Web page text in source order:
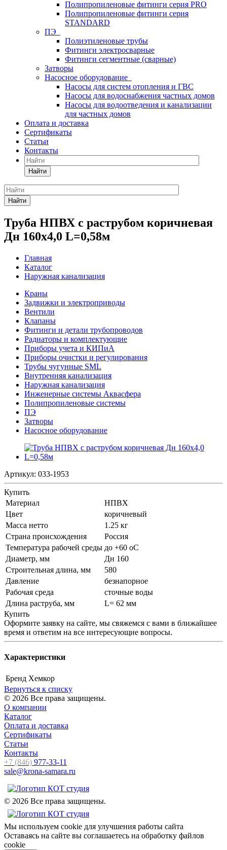
Полипропиленовые фитинги серия PRO
Полипропиленовые фитинги серия
STANDARD
ПЭ
Полиэтиленовые трубы
Фитинги электросварные
Фитинги сегментные (сварные)
Затворы
Насосное оборудование
Насосы для систем отопления и ГВС
Насосы для водоснабжения частных домов
Насосы для водоотведения и канализации
для частных домов
Оплата и доставка
Сертификаты
Статьи
Контакты
Найти
Найти
Труба НПВХ с раструбом коричневая
Дн 160х4,0 L=0,58м
Главная
Каталог
Наружная канализация
Краны
Задвижки и электроприводы
Вентили
Клапаны
Фитинги и детали трубопроводов
Радиаторы и комплектующие
Приборы учета и КИПиА
Приборы очистки и регулирования
Трубы чугунные SML
Внутренняя канализация
Наружная канализация
Инженерные системы Аквасфера
Полипропиленовые системы
ПЭ
Затворы
Насосное оборудование
Артикул: 033-1953
Купить
Материал
НПВХ
Цвет
коричневый
Масса нетто
1.25 кг
Страна происхождения
Россия
Температура рабочей среды до +60 oC
Диаметр, мм
Дн 160
Строительная длина, мм
580
Давление
безнапорное
Рабочая среда
сточные воды
Длина раструба, мм
L= 62 мм
Купить
Оформите заявку на сайте, мы свяжемся с вами в ближайшее
время и ответим на все интересующие вопросы.
Характеристики
Бренд Хемкор
Вернуться к списку
© 2026 Все права защищены.
О компании
Каталог
Оплата и доставка
Сертификаты
Статьи
Контакты
+7 (846) 977-33-11
sale@krona-samara.ru
© 2026 Все права защищены.
Мы используем cookie для улучшения работы сайта
Оставаясь на сайте вы соглашаетесь на обработку файлов
cookie